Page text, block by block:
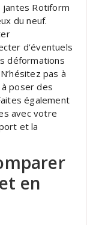
jantes Rotiform
du neuf.
d’éventuels
déformations
pas à
poser des
également
avec votre
et la
en